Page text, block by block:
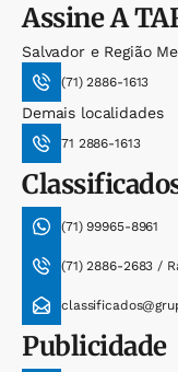
AssineA
Salvador e Região
(71) 2886-1613
Demais localidades
71 2886-1613
(71) 99965-8961
(71) 2886-2683 /
Publicidade